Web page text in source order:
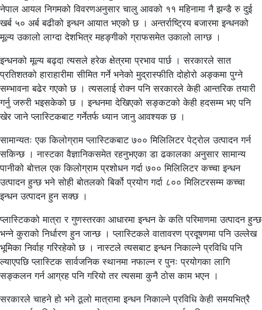
नेपाल आयल निगमको विवरणअनुसार चालु आवको ११ महिनामा नै झन्डै रु दुई
खर्ब ५० अर्ब बढीको इन्धन आयात भएको छ । अन्तर्राष्ट्रिय बजारमा इन्धनको
मूल्य उकालो लाग्दा देशभित्र महङ्गीको ग्राफसमेत उकालो लाग्छ ।
इन्धनको मूल्य बढ्दा त्यसले हरेक क्षेत्रमा प्रभाव पार्छ । सरकारले सात
प्रतिशतको हाराहारीमा सीमित गर्ने भनेको मुद्रास्फीति दोहोरो अङ्कमा पुग्ने
सम्भावना बढेर गएको छ । त्यसलाई रोक्न पनि सरकारले केही आन्तरिक तयारी
गर्नु जरुरी भइसकेको छ । इन्धनमा देखिएको सङ्कटको केही हदसम्म भए पनि
खेर जाने प्लास्टिकबाट गर्नेतर्फ ध्यान जानु आवश्यक छ ।
सामान्यतः एक किलोग्राम प्लास्टिकबाट ७०० मिलिलिटर पेट्रोल उत्पादन गर्न
सकिन्छ । नास्टका वैज्ञानिकसमेत रहनुभएका डा ढकालका अनुसार सामान्य
पानीको बोत्तल एक किलोग्राम प्रशोधन गर्दा ७०० मिलिलिटर कच्चा इन्धन
उत्पादन हुन्छ भने सोही बोतलको बिर्को प्रयोग गर्दा ८०० मिलिटरसम्म कच्चा
इन्धन उत्पादन हुन सक्छ ।
प्लास्टिकको मात्रा र गुणस्तरका आधारमा इन्धन के कति परिमाणमा उत्पादन हुन्छ
भन्ने कुराको निर्धारण हुन जान्छ । प्लास्टिकले वातावरण प्रदूषणमा पनि उल्लेख
भूमिका निर्वाह गरिरहेको छ । नास्टले त्यसबाट इन्धन निकाल्ने प्रविधि पनि
ल्याएपछि प्लास्टिक सार्वजनिक स्थानमा नफाल्न र पुनः प्रयोगका लागि
सङ्कलन गर्न आग्रह पनि गरियो तर त्यसमा कुनै ठोस काम भएन ।
सरकारले चाहने हो भने ठूलो मात्रामा इन्धन निकाल्ने प्रविधि केही समयभित्रै